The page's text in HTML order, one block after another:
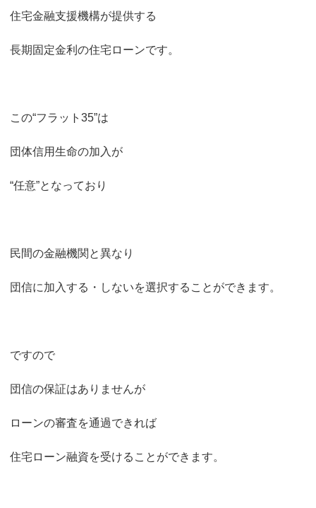
住宅金融支援機構が提供する
長期固定金利の住宅ローンです。
この“フラット35”は
団体信用生命の加入が
“任意”となっており
民間の金融機関と異なり
団信に加入する・しないを選択することができます。
ですので
団信の保証はありませんが
ローンの審査を通過できれば
住宅ローン融資を受けることができます。